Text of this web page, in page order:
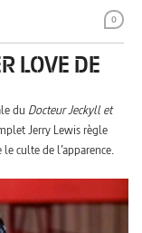
0
LOVE DE
du Docteur Jeckyll et
Jerry Lewis règle
culte de l’apparence.